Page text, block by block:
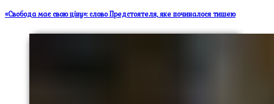
«Свобода має свою ціну»: слово Предстоятеля, яке починалося тишею